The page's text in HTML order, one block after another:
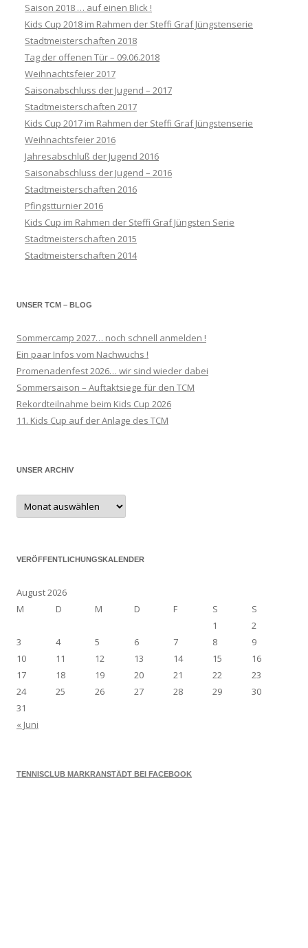
Saison 2018 … auf einen Blick !
Kids Cup 2018 im Rahmen der Steffi Graf Jüngstenserie
Stadtmeisterschaften 2018
Tag der offenen Tür – 09.06.2018
Weihnachtsfeier 2017
Saisonabschluss der Jugend – 2017
Stadtmeisterschaften 2017
Kids Cup 2017 im Rahmen der Steffi Graf Jüngstenserie
Weihnachtsfeier 2016
Jahresabschluß der Jugend 2016
Saisonabschluss der Jugend – 2016
Stadtmeisterschaften 2016
Pfingstturnier 2016
Kids Cup im Rahmen der Steffi Graf Jüngsten Serie
Stadtmeisterschaften 2015
Stadtmeisterschaften 2014
UNSER TCM – BLOG
Sommercamp 2027… noch schnell anmelden !
Ein paar Infos vom Nachwuchs !
Promenadenfest 2026… wir sind wieder dabei
Sommersaison – Auftaktsiege für den TCM
Rekordteilnahme beim Kids Cup 2026
11. Kids Cup auf der Anlage des TCM
UNSER ARCHIV
Unser
Archiv
VERÖFFENTLICHUNGSKALENDER
August 2026
M
D M D F S
S
1
2
3
4 5 6 7 8
9
10
11 12 13 14 15
16
17
18 19 20 21 22
23
24
25 26 27 28 29
30
31
« Juni
TENNISCLUB MARKRANSTÄDT BEI FACEBOOK